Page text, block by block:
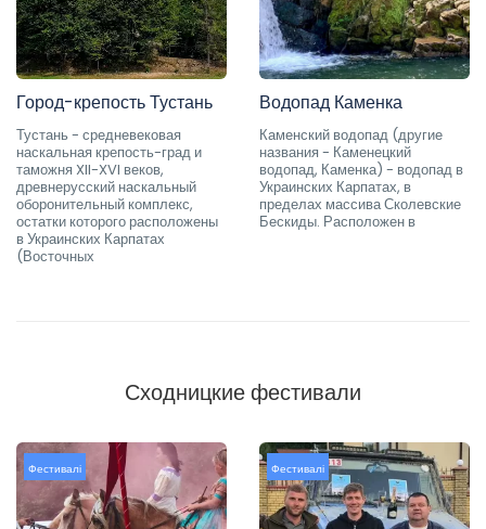
Город-крепость Тустань
Тустань - средневековая
наскальная крепость-град и
таможня XII-XVI веков,
древнерусский наскальный
оборонительный комплекс,
остатки которого расположены
в Украинских Карпатах
(Восточных
Водопад Каменка
Каменский водопад (другие
названия - Каменецкий
водопад, Каменка) - водопад в
Украинских Карпатах, в
пределах массива Сколевские
Бескиды. Расположен в
Сходницкие фестивали
Фестивалі Фестивалі